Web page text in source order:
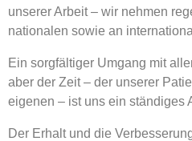
unserer Arbeit – wir nehmen
nationalen sowie an
Ein sorgfältiger Umgang mit
aber der Zeit – der unserer
eigenen – ist uns ein ständiges
Der Erhalt und die